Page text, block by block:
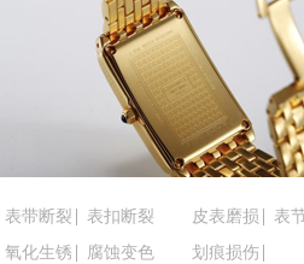
黑龙江省鹤岗市
黑龙江省黑河市
黑龙江省鸡西市
黑龙江省佳木斯
黑龙江省牡丹江
黑龙江省七台河
黑龙江省齐齐
黑龙江省双鸭
表带断裂 表扣断裂 皮表磨损
表
氧化生锈
腐蚀变色 划痕损伤